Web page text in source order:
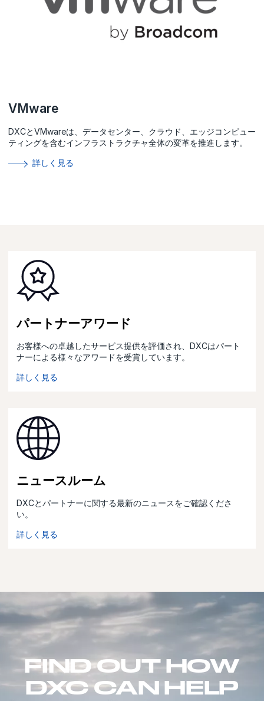
VMware
DXCとVMwareは、データセンター、クラウド、エッジコンピュー
ティングを含むインフラストラクチャ全体の変革を推進します。
詳しく見る
パートナーアワード
お客様への卓越したサービス提供を評価され、DXCはパート
ナーによる様々なアワードを受賞しています。
詳しく見る
ニュースルーム
DXCとパートナーに関する最新のニュースをご確認くださ
い。
詳しく見る
FIND OUT HOW
DXC CAN HELP